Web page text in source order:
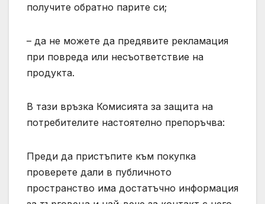
получите обратно парите си;
– да не можете да предявите рекламация
при повреда или несъответствие на
продукта.
В тази връзка Комисията за защита на
потребителите настоятелно препоръчва:
Преди да пристъпите към покупка
проверете дали в публичното
пространство има достатъчно информация